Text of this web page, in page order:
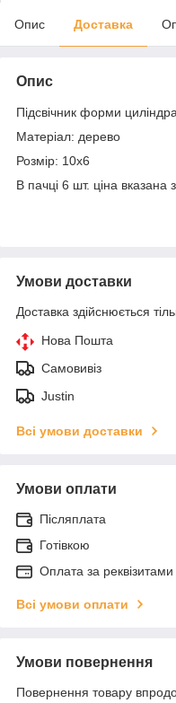
Опис Доставка
Опис
Підсвічник форми циліндра
Матеріал: дерево
Розмір: 10х6
В пачці 6 шт. ціна вказана
Умови доставки
Доставка здійснюється
Нова Пошта
Самовивіз
Justin
Всі умови доставки
Умови оплати
Післяплата
Готівкою
Оплата за реквізитами
Всі умови оплати
Умови повернення
Повернення товару